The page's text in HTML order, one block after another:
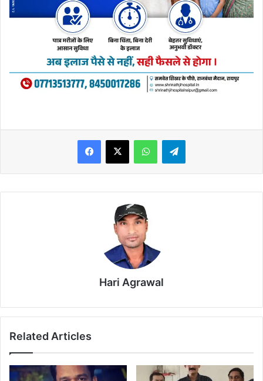
WhatsAppTelegram
Hari Agrawal
Related Articles